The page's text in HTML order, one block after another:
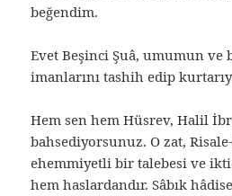
beğendim.
Evet Beşinci Şuâ, umumun
imanlarını tashih edip
Hem sen hem Hüsrev, Halil
bahsediyorsunuz. O zat,
ehemmiyetli bir talebesi ve
hem haslardandır. Sâbık